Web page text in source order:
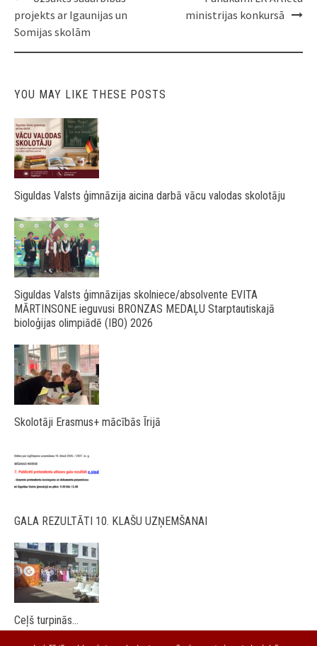
navigation
projekts ar Igaunijas un
Somijas skolām
ministrijas konkursā
YOU MAY LIKE THESE POSTS
Siguldas Valsts ģimnāzija aicina darbā vācu valodas skolotāju
Siguldas Valsts ģimnāzijas skolniece/absolvente EVITA
MĀRTINSONE ieguvusi BRONZAS MEDAĻU Starptautiskajā
bioloģijas olimpiādē (IBO) 2026
Skolotāji Erasmus+ mācībās Īrijā
GALA REZULTĀTI 10. KLAŠU UZŅEMŠANAI
Ceļš turpinās…